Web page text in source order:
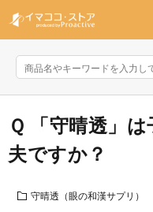
「守晴透」
夫ですか？
守晴透（眼の和漢サプリ）